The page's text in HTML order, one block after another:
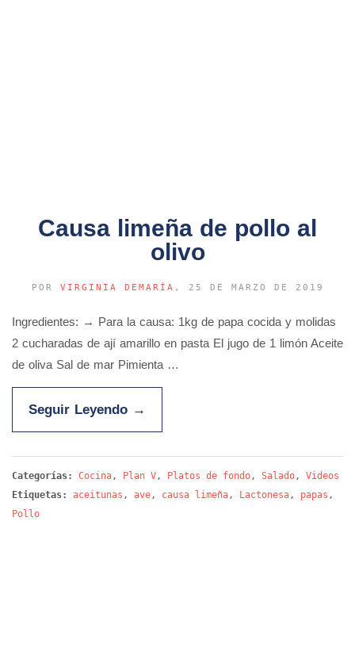
Causa limeña de pollo al
olivo
POR VIRGINIA DEMARÍA , 25 DE MARZO DE 2019
Ingredientes: → Para la causa: 1kg de papa cocida y molidas
2 cucharadas de ají amarillo en pasta El jugo de 1 limón Aceite
de oliva Sal de mar Pimienta …
Seguir Leyendo →
Categorías: Cocina, Plan V, Platos de fondo, Salado, Videos
Etiquetas:
aceitunas , ave, causa limeña, Lactonesa, papas ,
Pollo